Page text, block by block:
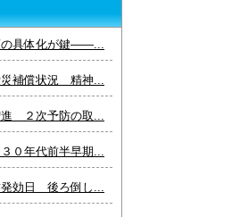
の具体化が鍵――...
災補償状況 精神...
進 ２次予防の取...
０年代前半早期...
発効日 後ろ倒し...